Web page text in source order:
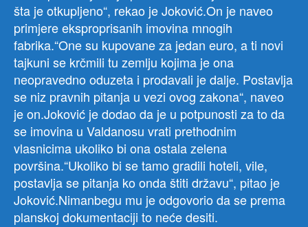
šta je otkupljeno“, rekao je Joković.On je naveo
primjere eksproprisanih imovina mnogih
fabrika.“One su kupovane za jedan euro, a ti novi
tajkuni se krčmili tu zemlju kojima je ona
neopravedno oduzeta i prodavali je dalje. Postavlja
se niz pravnih pitanja u vezi ovog zakona“, naveo
je on.Joković je dodao da je u potpunosti za to da
se imovina u Valdanosu vrati prethodnim
vlasnicima ukoliko bi ona ostala zelena
površina.“Ukoliko bi se tamo gradili hoteli, vile,
postavlja se pitanja ko onda štiti državu“, pitao je
Joković.Nimanbegu mu je odgovorio da se prema
planskoj dokumentaciji to neće desiti.